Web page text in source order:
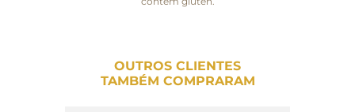
OUTROS CLIENTES
TAMBÉM COMPRARAM